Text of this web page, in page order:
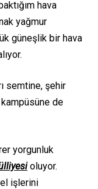
hava
yağmur
güneşlik bir hava
semtine, şehir
de
yorgunluk
oluyor.
işlerini